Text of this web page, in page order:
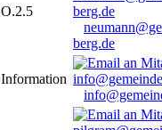
O.2.5
berg.de
Information